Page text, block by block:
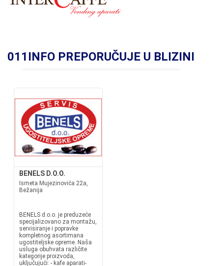
011INFO PREPORUČUJE U BLIZINI
BENELS D.O.O.
Ismeta Mujezinovića 22a,
Bežanija
BENELS d.o.o. je preduzeće
specijalizovano za montažu,
servisiranje i popravke
kompletnog asortimana
ugostiteljske opreme. Naša
usluga obuhvata različite
kategorije proizvoda,
uključujući: - kafe aparati-